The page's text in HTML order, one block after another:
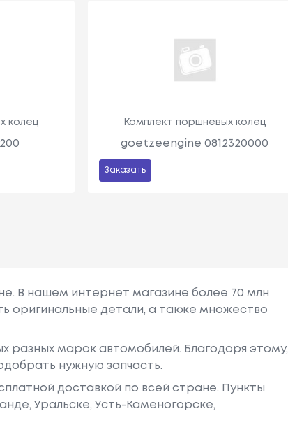
колец Комплект поршневых колец
goetzeengine 0812320000
Заказать
В нашем интернет магазине более 70 млн
оригинальные детали, а также множество
марок автомобилей. Благодоря этому,
нужную запчасть.
доставкой по всей стране. Пункты
Уральске, Усть-Каменогорске,